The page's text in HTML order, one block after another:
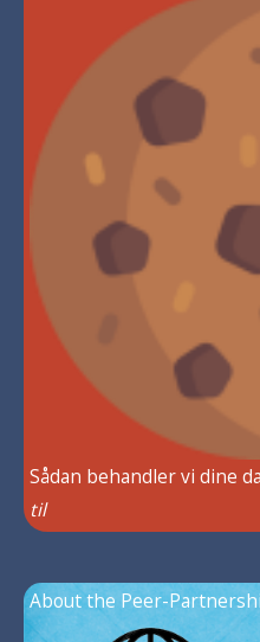
Sådan behandler vi dine
til
About the Peer-